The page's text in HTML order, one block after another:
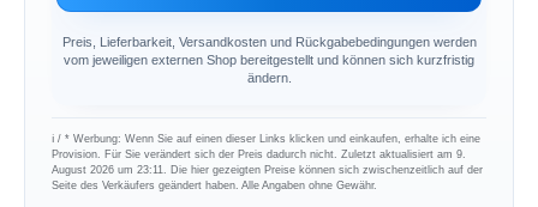
Preis, Lieferbarkeit, Versandkosten und Rückgabebedingungen werden
vom jeweiligen externen Shop bereitgestellt und können sich kurzfristig
ändern.
ℹ︎ / * Werbung: Wenn Sie auf einen dieser Links klicken und einkaufen, erhalte ich eine
Provision. Für Sie verändert sich der Preis dadurch nicht. Zuletzt aktualisiert am 9.
August 2026 um 23:11. Die hier gezeigten Preise können sich zwischenzeitlich auf der
Seite des Verkäufers geändert haben. Alle Angaben ohne Gewähr.